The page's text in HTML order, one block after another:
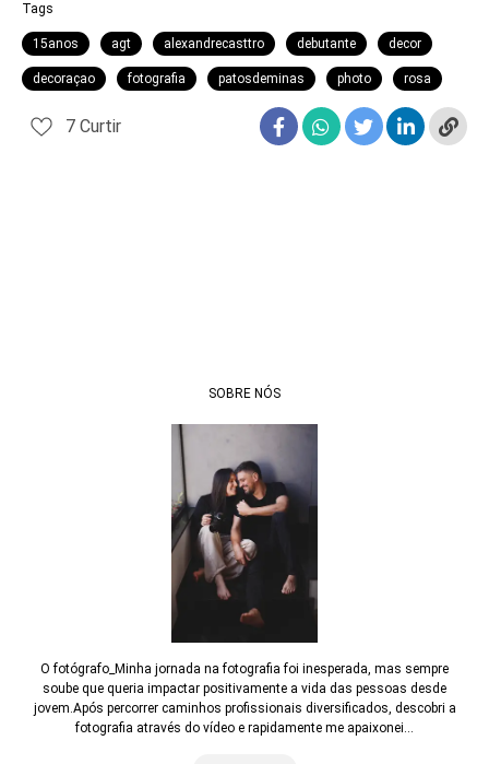
Tags
15anos agt alexandrecasttro debutante decor
decoraçao fotografia patosdeminas photo rosa
7 Curtir
SOBRE NÓS
O fotógrafo_Minha jornada na fotografia foi inesperada, mas sempre
soube que queria impactar positivamente a vida das pessoas desde
jovem.Após percorrer caminhos profissionais diversificados, descobri a
fotografia através do vídeo e rapidamente me apaixonei...